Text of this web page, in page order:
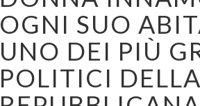
OGNI SUO
UNO DEI PIÙ
POLITICI